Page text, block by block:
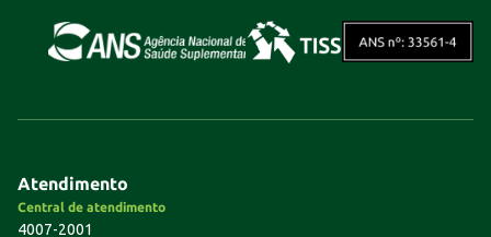
Atendimento
Central de atendimento
4007-2001